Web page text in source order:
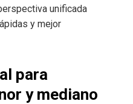
unificada
y mejor
para
y mediano